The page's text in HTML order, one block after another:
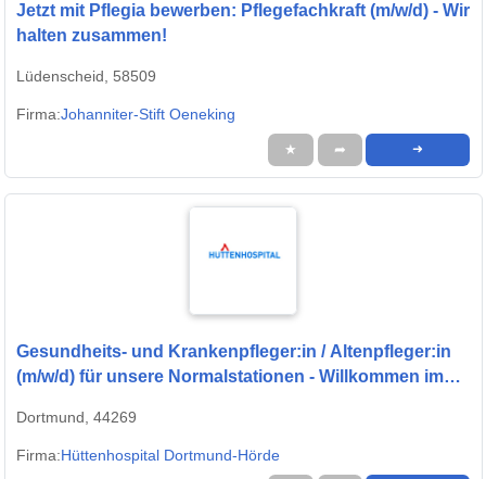
Jetzt mit Pflegia bewerben: Pflegefachkraft (m/w/d) - Wir
halten zusammen!
Lüdenscheid, 58509
Firma:Johanniter-Stift Oeneking
★ ➦ ➜
Gesundheits- und Krankenpfleger:in / Altenpfleger:in
(m/w/d) für unsere Normalstationen - Willkommen im
Dortmund, 44269
Firma:Hüttenhospital Dortmund-Hörde